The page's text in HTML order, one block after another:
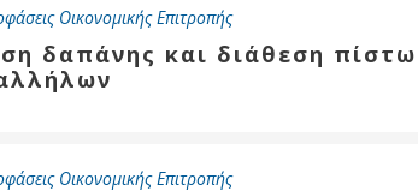
Οικονομικής Επιτροπής
δαπάνης και διάθεση
Οικονομικής Επιτροπής